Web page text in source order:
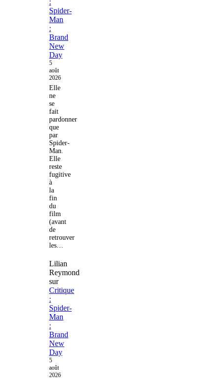
:
Spider-
Man
:
Brand
New
Day
5
août
2026
Elle
ne
se
fait
pardonner
que
par
Spider-
Man.
Elle
reste
fugitive
à
la
fin
du
film
(avant
de
retrouver
les…
Lilian
Reymond
sur
Critique
:
Spider-
Man
:
Brand
New
Day
5
août
2026